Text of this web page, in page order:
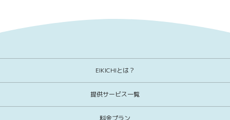
EIKICHIとは？
提供サービス一覧
料金プラン